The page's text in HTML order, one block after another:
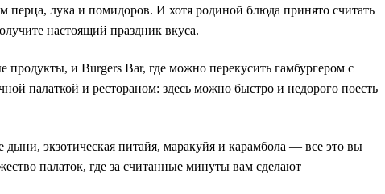
лука и помидоров. И хотя родиной блюда принято считать
настоящий праздник вкуса.
и Burgers Bar, где можно перекусить гамбургером с
палаткой и рестораном: здесь можно быстро и недорого поесть
экзотическая питайя, маракуйя и карамбола — все это вы
палаток, где за считанные минуты вам сделают